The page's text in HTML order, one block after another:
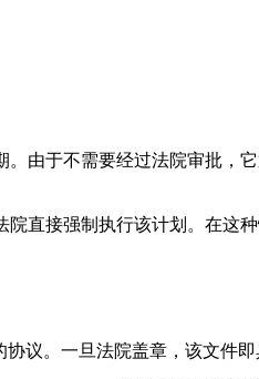
由于不需要经过法院审批，
直接强制执行该计划。在这
议。一旦法院盖章，该文件即